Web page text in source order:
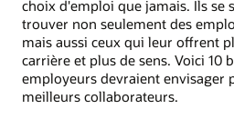
choix d'emploi que jamais. Ils se
trouver non seulement des
mais aussi ceux qui leur offrent
carrière et plus de sens. Voici 10
employeurs devraient envisager
meilleurs collaborateurs.